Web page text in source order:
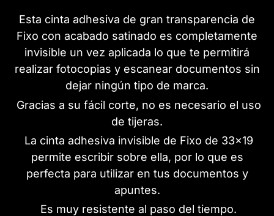
Esta cinta adhesiva de gran transparencia de
Fixo con acabado satinado es completamente
invisible un vez aplicada lo que te permitirá
realizar fotocopias y escanear documentos sin
dejar ningún tipo de marca.
Gracias a su fácil corte, no es necesario el uso
de tijeras.
La cinta adhesiva invisible de Fixo de 33x19
permite escribir sobre ella, por lo que es
perfecta para utilizar en tus documentos y
apuntes.
Es muy resistente al paso del tiempo.